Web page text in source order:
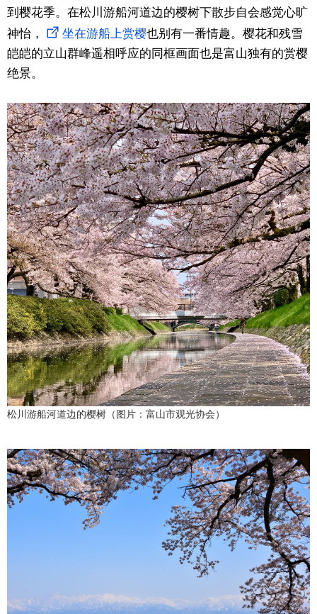
到樱花季。在松川游船河道边的樱树下散步自会感觉心旷
神怡，
坐在游船上赏樱也别有一番情趣。樱花和残雪
皑皑的立山群峰遥相呼应的同框画面也是富山独有的赏樱
绝景。
松川游船河道边的樱树（图片：富山市观光协会）